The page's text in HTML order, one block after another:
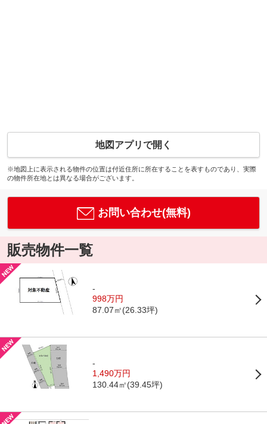
地図アプリで開く
※地図上に表示される物件の位置は付近住所に所在することを表すものであり、実際
の物件所在地とは異なる場合がございます。
お問い合わせ(無料)
販売物件一覧
-
998万円
87.07㎡(26.33坪)
-
1,490万円
130.44㎡(39.45坪)